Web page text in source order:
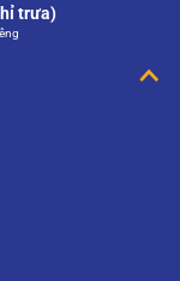
trưa)